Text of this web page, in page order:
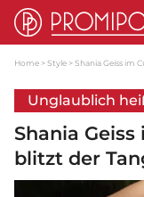
Home Style Shania Geiss im
Unglaublich
Shania
blitzt der